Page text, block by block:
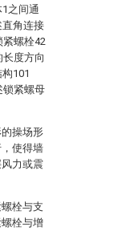
之间通
角连接
紧螺栓42
度方向
101
锁紧螺母
操场形
使得墙
力或震
栓与支
栓与增